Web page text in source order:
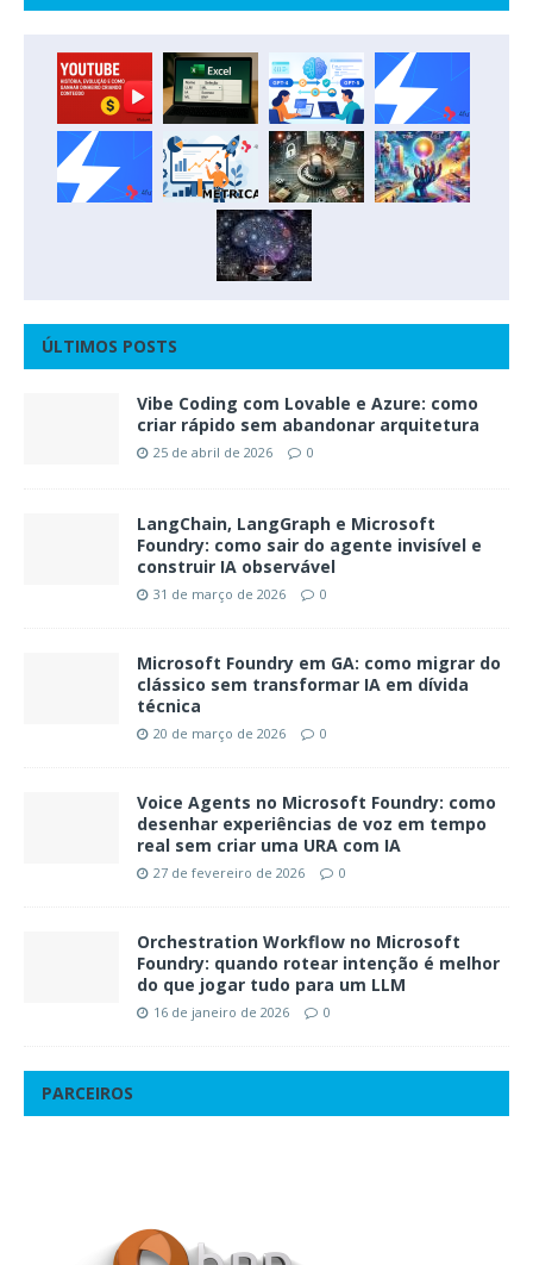
ÚLTIMOS POSTS
Vibe Coding com Lovable e Azure: como
criar rápido sem abandonar arquitetura
25 de abril de 2026 0
LangChain, LangGraph e Microsoft
Foundry: como sair do agente invisível e
construir IA observável
31 de março de 2026 0
Microsoft Foundry em GA: como migrar do
clássico sem transformar IA em dívida
técnica
20 de março de 2026 0
Voice Agents no Microsoft Foundry: como
desenhar experiências de voz em tempo
real sem criar uma URA com IA
27 de fevereiro de 2026 0
Orchestration Workflow no Microsoft
Foundry: quando rotear intenção é melhor
do que jogar tudo para um LLM
16 de janeiro de 2026 0
PARCEIROS